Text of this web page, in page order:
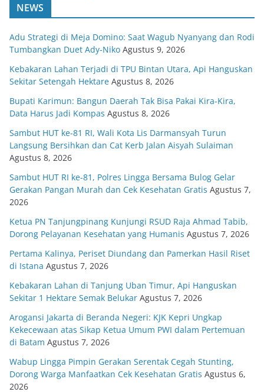
NEWS
Adu Strategi di Meja Domino: Saat Wagub Nyanyang dan Rodi
Tumbangkan Duet Ady-Niko Agustus 9, 2026
Kebakaran Lahan Terjadi di TPU Bintan Utara, Api Hanguskan
Sekitar Setengah Hektare Agustus 8, 2026
Bupati Karimun: Bangun Daerah Tak Bisa Pakai Kira-Kira,
Data Harus Jadi Kompas Agustus 8, 2026
Sambut HUT ke-81 RI, Wali Kota Lis Darmansyah Turun
Langsung Bersihkan dan Cat Kerb Jalan Aisyah Sulaiman
Agustus 8, 2026
Sambut HUT RI ke-81, Polres Lingga Bersama Bulog Gelar
Gerakan Pangan Murah dan Cek Kesehatan Gratis Agustus 7,
2026
Ketua PN Tanjungpinang Kunjungi RSUD Raja Ahmad Tabib,
Dorong Pelayanan Kesehatan yang Humanis Agustus 7, 2026
Pertama Kalinya, Periset Diundang dan Pamerkan Hasil Riset
di Istana Agustus 7, 2026
Kebakaran Lahan di Tanjung Uban Timur, Api Hanguskan
Sekitar 1 Hektare Semak Belukar Agustus 7, 2026
Arogansi Jakarta di Beranda Negeri: KJK Kepri Ungkap
Kekecewaan atas Sikap Ketua Umum PWI dalam Pertemuan
di Batam Agustus 7, 2026
Wabup Lingga Pimpin Gerakan Serentak Cegah Stunting,
Dorong Warga Manfaatkan Cek Kesehatan Gratis Agustus 6,
2026